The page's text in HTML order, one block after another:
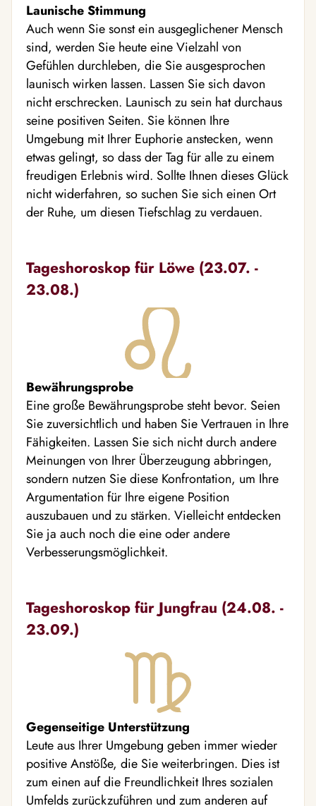
Launische Stimmung
Auch wenn Sie sonst ein ausgeglichener Mensch
sind, werden Sie heute eine Vielzahl von
Gefühlen durchleben, die Sie ausgesprochen
launisch wirken lassen. Lassen Sie sich davon
nicht erschrecken. Launisch zu sein hat durchaus
seine positiven Seiten. Sie können Ihre
Umgebung mit Ihrer Euphorie anstecken, wenn
etwas gelingt, so dass der Tag für alle zu einem
freudigen Erlebnis wird. Sollte Ihnen dieses Glück
nicht widerfahren, so suchen Sie sich einen Ort
der Ruhe, um diesen Tiefschlag zu verdauen.
Tageshoroskop für Löwe (23.07. -
23.08.)
Bewährungsprobe
Eine große Bewährungsprobe steht bevor. Seien
Sie zuversichtlich und haben Sie Vertrauen in Ihre
Fähigkeiten. Lassen Sie sich nicht durch andere
Meinungen von Ihrer Überzeugung abbringen,
sondern nutzen Sie diese Konfrontation, um Ihre
Argumentation für Ihre eigene Position
auszubauen und zu stärken. Vielleicht entdecken
Sie ja auch noch die eine oder andere
Verbesserungsmöglichkeit.
Tageshoroskop für Jungfrau (24.08. -
23.09.)
Gegenseitige Unterstützung
Leute aus Ihrer Umgebung geben immer wieder
positive Anstöße, die Sie weiterbringen. Dies ist
zum einen auf die Freundlichkeit Ihres sozialen
Umfelds zurückzuführen und zum anderen auf